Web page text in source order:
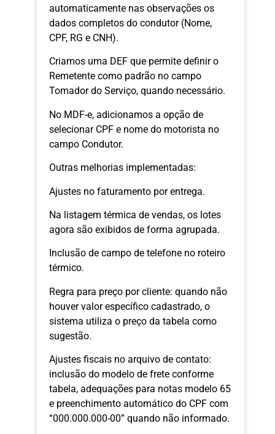
automaticamente nas observações os
dados completos do condutor (Nome,
CPF, RG e CNH).
Criamos uma DEF que permite definir o
Remetente como padrão no campo
Tomador do Serviço, quando necessário.
No MDF-e, adicionamos a opção de
selecionar CPF e nome do motorista no
campo Condutor.
Outras melhorias implementadas:
Ajustes no faturamento por entrega.
Na listagem térmica de vendas, os lotes
agora são exibidos de forma agrupada.
Inclusão de campo de telefone no roteiro
térmico.
Regra para preço por cliente: quando não
houver valor específico cadastrado, o
sistema utiliza o preço da tabela como
sugestão.
Ajustes fiscais no arquivo de contato:
inclusão do modelo de frete conforme
tabela, adequações para notas modelo 65
e preenchimento automático do CPF com
“000.000.000-00” quando não informado.